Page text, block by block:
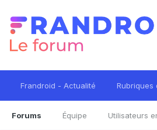
Frandroid - Actualité Rubriques
Forums Équipe Utilisateurs